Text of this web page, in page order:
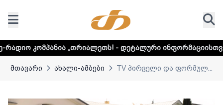
„თრიალეთს! - დეტალური ინფორმაციისთვის დააკლიკეთ
მთავარი ახალი-ამბები TV პირველი და ფორმულ...